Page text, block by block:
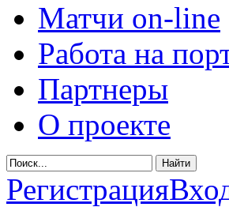
Матчи on-line
Работа на
Партнеры
О проекте
Регистрация